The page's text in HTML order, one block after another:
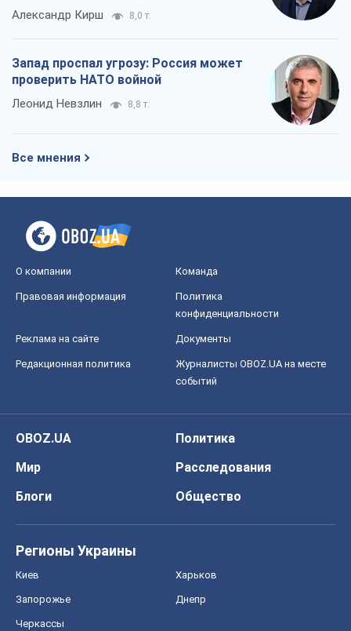
Александр Кирш 8,0 т.
Запад проспал угрозу: Россия может
проверить НАТО войной
Леонид Невзлин 8,8 т.
Все мнения
О компании Команда
Правовая информация
Политика
конфиденциальности
Реклама на сайте Документы
Редакционная политика
Журналисты OBOZ.UA на месте
событий
OBOZ.UA
Политика
Мир
Расследования
Блоги
Общество
Регионы Украины
Киев Харьков
Запорожье Днепр
Черкассы